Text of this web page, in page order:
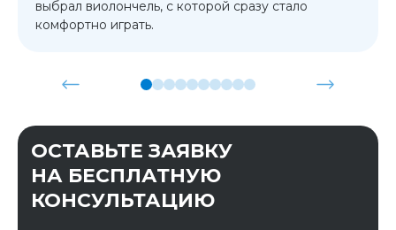
выбрал виолончель, с которой сразу стало
комфортно играть.
ОСТАВЬТЕ ЗАЯВКУ
НА БЕСПЛАТНУЮ
КОНСУЛЬТАЦИЮ